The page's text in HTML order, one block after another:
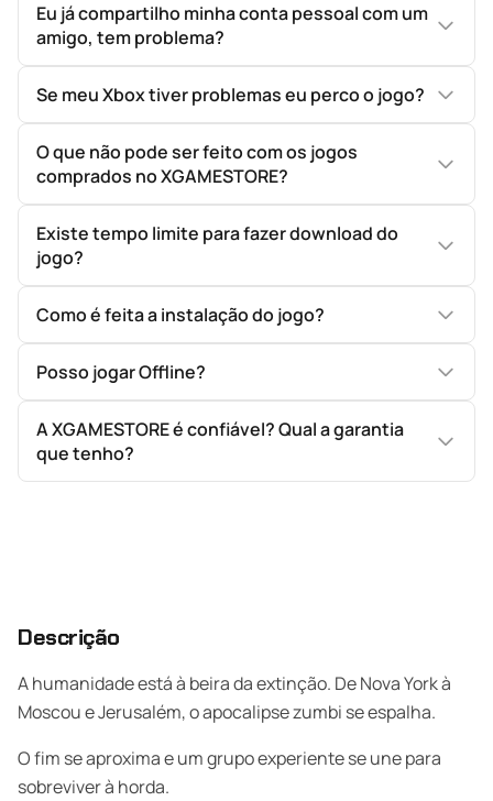
Eu já compartilho minha conta pessoal com um
amigo, tem problema?
Se meu Xbox tiver problemas eu perco o jogo?
O que não pode ser feito com os jogos
comprados no XGAMESTORE?
Existe tempo limite para fazer download do
jogo?
Como é feita a instalação do jogo?
Posso jogar Offline?
A XGAMESTORE é confiável? Qual a garantia
que tenho?
Descrição
A humanidade está à beira da extinção. De Nova York à
Moscou e Jerusalém, o apocalipse zumbi se espalha.
O fim se aproxima e um grupo experiente se une para
sobreviver à horda.